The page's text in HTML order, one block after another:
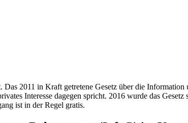
2011 in Kraft getretene Gesetz über die
Interesse dagegen spricht. 2016 wurde das
ist in der Regel gratis.